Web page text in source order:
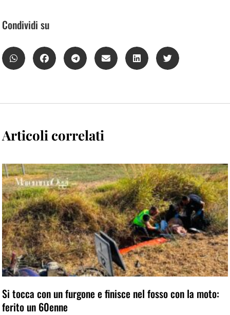
Condividi su
Articoli correlati
Si tocca con un furgone e finisce nel fosso con la moto:
ferito un 60enne